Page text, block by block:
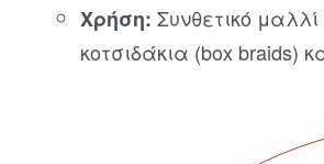
Χρήση: Συνθετικό
κοτσιδάκια (box braids)